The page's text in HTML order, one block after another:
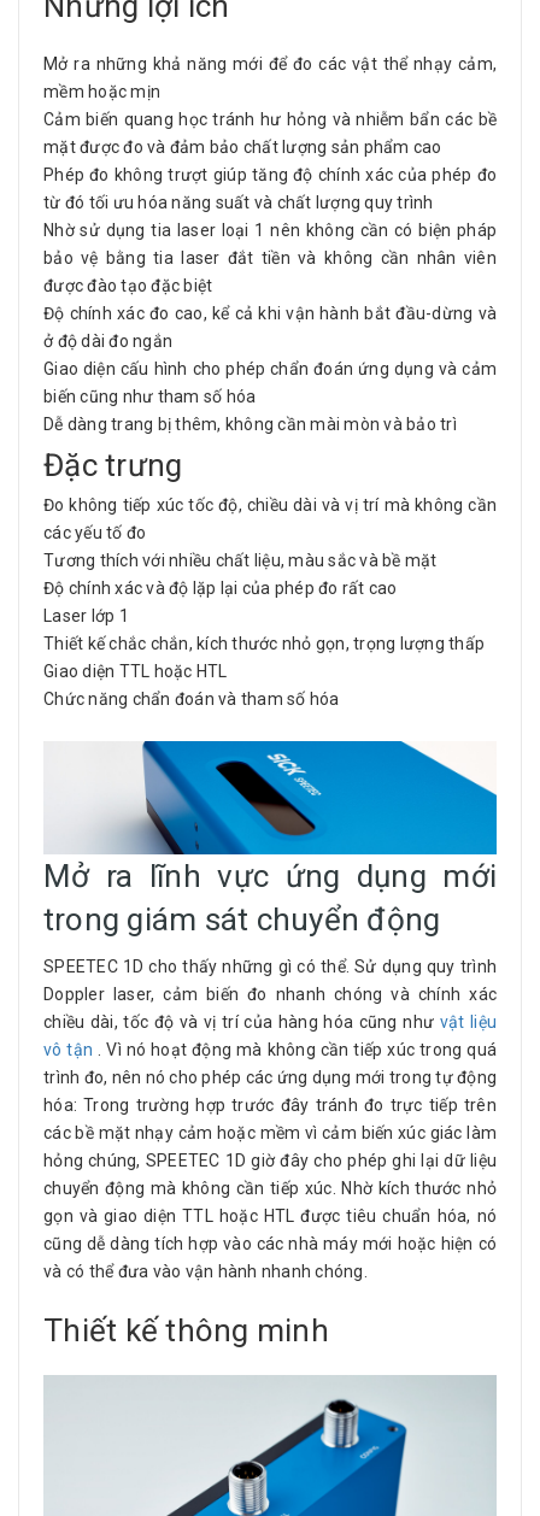
Mở ra những khả năng mới để đo các vật thể nhạy cảm,
mềm hoặc mịn
Cảm biến quang học tránh hư hỏng và nhiễm bẩn các bề
mặt được đo và đảm bảo chất lượng sản phẩm cao
Phép đo không trượt giúp tăng độ chính xác của phép đo
từ đó tối ưu hóa năng suất và chất lượng quy trình
Nhờ sử dụng tia laser loại 1 nên không cần có biện pháp
bảo vệ bằng tia laser đắt tiền và không cần nhân viên
được đào tạo đặc biệt
Độ chính xác đo cao, kể cả khi vận hành bắt đầu-dừng và
ở độ dài đo ngắn
Giao diện cấu hình cho phép chẩn đoán ứng dụng và cảm
biến cũng như tham số hóa
Dễ dàng trang bị thêm, không cần mài mòn và bảo trì
Đặc trưng
Đo không tiếp xúc tốc độ, chiều dài và vị trí mà không cần
các yếu tố đo
Tương thích với nhiều chất liệu, màu sắc và bề mặt
Độ chính xác và độ lặp lại của phép đo rất cao
Laser lớp 1
Thiết kế chắc chắn, kích thước nhỏ gọn, trọng lượng thấp
Giao diện TTL hoặc HTL
Chức năng chẩn đoán và tham số hóa
Mở ra lĩnh vực ứng dụng mới
trong giám sát chuyển động
SPEETEC 1D cho thấy những gì có thể. Sử dụng quy trình
Doppler laser, cảm biến đo nhanh chóng và chính xác
chiều dài, tốc độ và vị trí của hàng hóa cũng như vật liệu
vô tận . Vì nó hoạt động mà không cần tiếp xúc trong quá
trình đo, nên nó cho phép các ứng dụng mới trong tự động
hóa: Trong trường hợp trước đây tránh đo trực tiếp trên
các bề mặt nhạy cảm hoặc mềm vì cảm biến xúc giác làm
hỏng chúng, SPEETEC 1D giờ đây cho phép ghi lại dữ liệu
chuyển động mà không cần tiếp xúc. Nhờ kích thước nhỏ
gọn và giao diện TTL hoặc HTL được tiêu chuẩn hóa, nó
cũng dễ dàng tích hợp vào các nhà máy mới hoặc hiện có
và có thể đưa vào vận hành nhanh chóng.
Thiết kế thông minh